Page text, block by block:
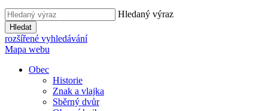
Hledaný výraz
Hledat
rozšířené vyhledávání
Mapa webu
Obec
Historie
Znak a vlajka
Sběrný dvůr